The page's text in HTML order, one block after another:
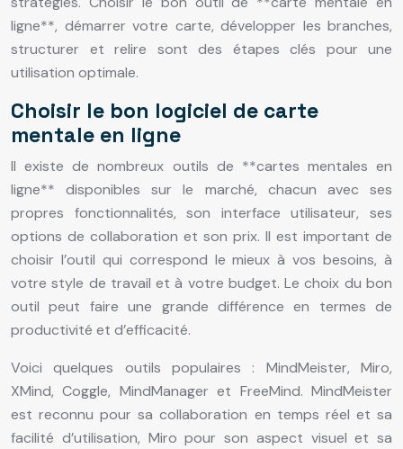
ligne**, démarrer votre carte, développer les branches,
structurer et relire sont des étapes clés pour une
utilisation optimale.
Choisir le bon logiciel de carte
mentale en ligne
Il existe de nombreux outils de **cartes mentales en
ligne** disponibles sur le marché, chacun avec ses
propres fonctionnalités, son interface utilisateur, ses
options de collaboration et son prix. Il est important de
choisir l’outil qui correspond le mieux à vos besoins, à
votre style de travail et à votre budget. Le choix du bon
outil peut faire une grande différence en termes de
productivité et d’efficacité.
Voici quelques outils populaires : MindMeister, Miro,
XMind, Coggle, MindManager et FreeMind. MindMeister
est reconnu pour sa collaboration en temps réel et sa
facilité d’utilisation, Miro pour son aspect visuel et sa